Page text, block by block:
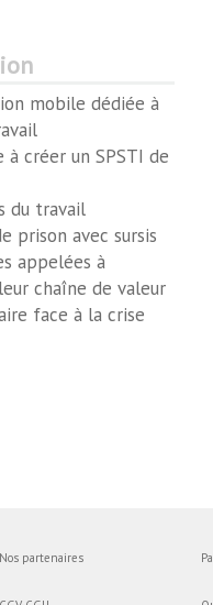
mobile dédiée à
à créer un SPSTI de
du travail
prison avec sursis
appelées à
chaîne de valeur
face à la crise
Nos partenaires